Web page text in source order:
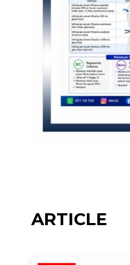
ARTICLE